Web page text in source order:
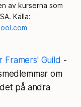
av kurserna som
Framers' Guild -
om
på andra